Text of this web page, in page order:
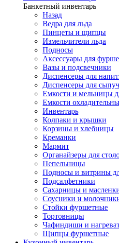
Банкетный инвентарь
Назад
Ведра для льда
Пинцеты и щипцы
Измельчители льда
Подносы
Аксессуары для
Вазы и подсвечники
Диспенсеры для
Диспенсеры для
Емкости и мельницы
Емкости
Инвентарь
Колпаки и крышки
Корзины и хлебницы
Креманки
Мармит
Органайзеры для
Пепельницы
Подносы и витрины
Подсалфетники
Сахарницы и
Соусники и
Стойки фуршетные
Тортовницы
Чафиндиши и
Щипцы фуршетные